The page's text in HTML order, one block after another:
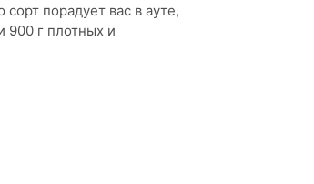
порадует вас в ауте,
900 г плотных и